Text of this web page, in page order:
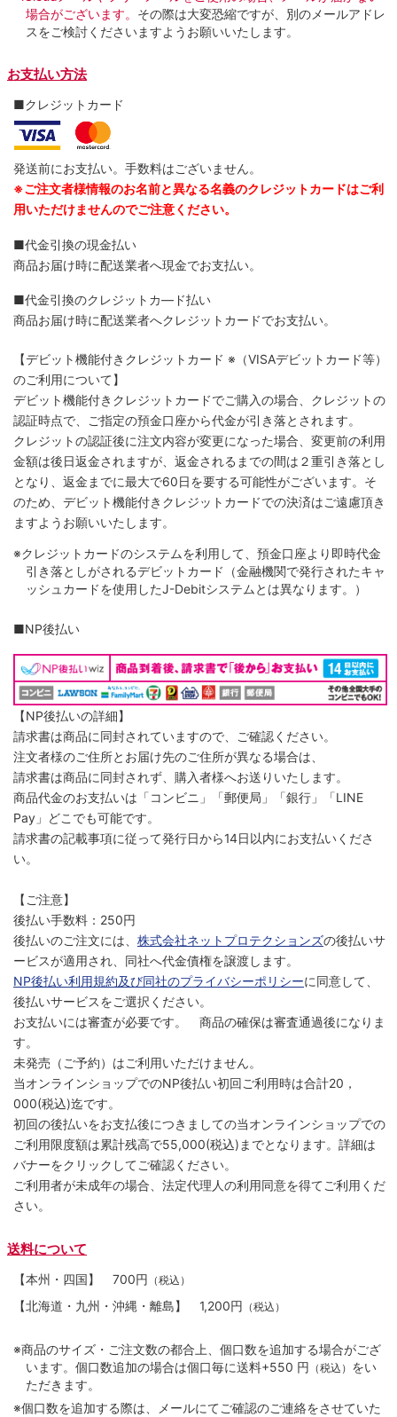
場合がございます。 その際は大変恐縮ですが、別のメールアドレ
スをご検討くださいますようお願いいたします。
お支払い方法
■クレジットカード
発送前にお支払い。手数料はございません。
※ご注文者様情報のお名前と異なる名義のクレジットカードはご利
用いただけませんのでご注意ください。
■代金引換の現金払い
商品お届け時に配送業者へ現金でお支払い。
■代金引換のクレジットカ―ド払い
商品お届け時に配送業者へクレジットカードでお支払い。
【デビット機能付きクレジットカード ※（VISAデビットカード等）
のご利用について】
デビット機能付きクレジットカードでご購入の場合、クレジットの
認証時点で、ご指定の預金口座から代金が引き落とされます。
クレジットの認証後に注文内容が変更になった場合、変更前の利用
金額は後日返金されますが、返金されるまでの間は２重引き落とし
となり、返金までに最大で60日を要する可能性がございます。そ
のため、デビット機能付きクレジットカードでの決済はご遠慮頂き
ますようお願いいたします。
※クレジットカードのシステムを利用して、預金口座より即時代金
引き落としがされるデビットカード（金融機関で発行されたキャ
ッシュカードを使用したJ-Debitシステムとは異なります。）
■NP後払い
【NP後払いの詳細】
請求書は商品に同封されていますので、ご確認ください。
注文者様のご住所とお届け先のご住所が異なる場合は、
請求書は商品に同封されず、購入者様へお送りいたします。
商品代金のお支払いは「コンビニ」「郵便局」「銀行」「LINE
Pay」どこでも可能です。
請求書の記載事項に従って発行日から14日以内にお支払いくださ
い。
【ご注意】
後払い手数料：250円
後払いのご注文には、 株式会社ネットプロテクションズの後払いサ
ービスが適用され、同社へ代金債権を譲渡します。
NP後払い利用規約及び同社のプライバシーポリシーに同意して、
後払いサービスをご選択ください。
お支払いには審査が必要です。 商品の確保は審査通過後になりま
す。
未発売（ご予約）はご利用いただけません。
当オンラインショップでのNP後払い初回ご利用時は合計20，
000(税込)迄です。
初回の後払いをお支払後につきましての当オンラインショップでの
ご利用限度額は累計残高で55,000(税込)までとなります。詳細は
バナーをクリックしてご確認ください。
ご利用者が未成年の場合、法定代理人の利用同意を得てご利用くだ
さい。
送料について
【本州・四国】 700円 （税込）
【北海道・九州・沖縄・離島】 1,200円 （税込）
※商品のサイズ・ご注文数の都合上、個口数を追加する場合がござ
います。個口数追加の場合は個口毎に送料+550 円 （税込） をい
ただきます。
※個口数を追加する際は、メールにてご確認のご連絡をさせていた